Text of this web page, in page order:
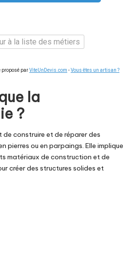
à la liste des métiers
proposé parViteUnDevis.com -Vous êtes un artisan ?
la
?
de construire et de réparer des
pierres ou en parpaings. Elle implique
matériaux de construction et de
créer des structures solides et